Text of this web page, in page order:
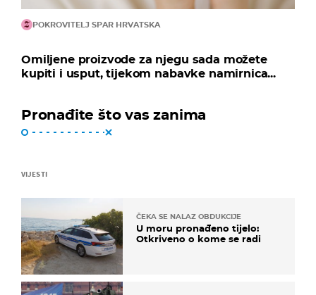
POKROVITELJ SPAR HRVATSKA
Omiljene proizvode za njegu sada možete
kupiti i usput, tijekom nabavke namirnica...
Pronađite što vas zanima
VIJESTI
ČEKA SE NALAZ OBDUKCIJE
U moru pronađeno tijelo:
Otkriveno o kome se radi